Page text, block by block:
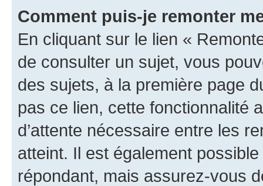
Comment puis-je remonter
En cliquant sur le lien «
de consulter un sujet, vous
des sujets, à la première page
pas ce lien, cette fonctionnalité
d’attente nécessaire entre les
atteint. Il est également
répondant, mais assurez-vous